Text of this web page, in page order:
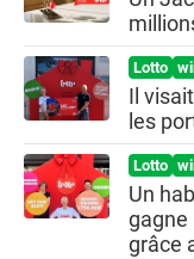
Lotto
Il
les
Lotto
Un
gagne
grâce